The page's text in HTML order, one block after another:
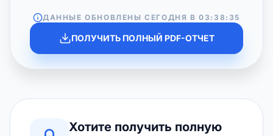
ДАННЫЕ ОБНОВЛЕНЫ СЕГОДНЯ В03:38:35
ПОЛУЧИТЬ ПОЛНЫЙ PDF-ОТЧЕТ
Хотите получить полную